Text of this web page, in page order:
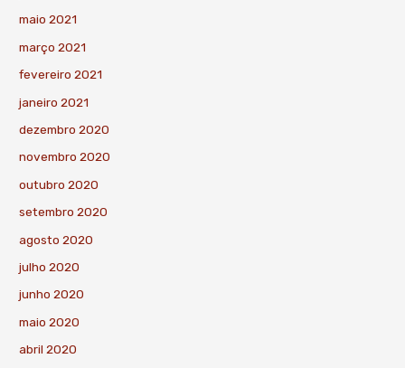
maio 2021
março 2021
fevereiro 2021
janeiro 2021
dezembro 2020
novembro 2020
outubro 2020
setembro 2020
agosto 2020
julho 2020
junho 2020
maio 2020
abril 2020